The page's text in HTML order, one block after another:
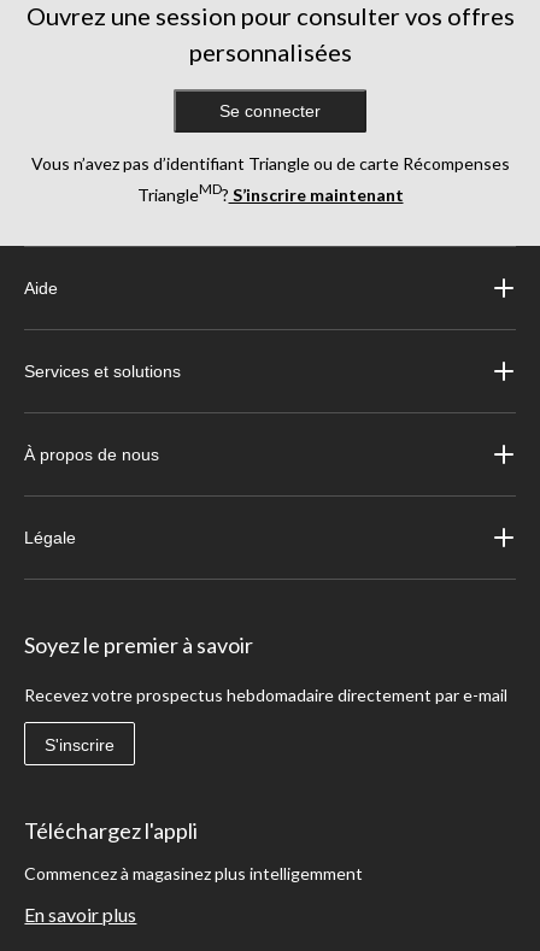
Ouvrez une session pour consulter vos offres
personnalisées
Se connecter
Vous n’avez pas d’identifiant Triangle ou de carte Récompenses
TriangleMD? S’inscrire maintenant
Aide
Services et solutions
À propos de nous
Légale
Soyez le premier à savoir
Recevez votre prospectus hebdomadaire directement par e-mail
S'inscrire
Téléchargez l'appli
Commencez à magasinez plus intelligemment
En savoir plus